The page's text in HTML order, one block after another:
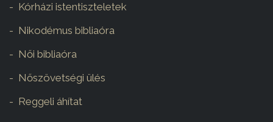
Kórházi istentiszteletek
Nikodémus bibliaóra
Női bibliaóra
Nőszövetségi ülés
Reggeli áhítat